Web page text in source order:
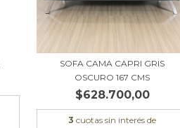
SOFA CAMA CAPRI GRIS
OSCURO 167 CMS
$628.700,00
3 cuotas sin interés de